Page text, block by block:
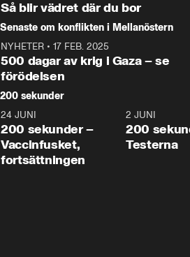
väljare till valet i höst.
Så blir vädret där du bor
Senaste om konflikten i Mellanöstern
NYHETER • 17 FEB. 2025
500 dagar av krig i Gaza – se
förödelsen
200 sekunder
5:00
24 JUNI
200 sekunder –
Vaccinfusket,
fortsättningen
2 JUNI
200
Testerna